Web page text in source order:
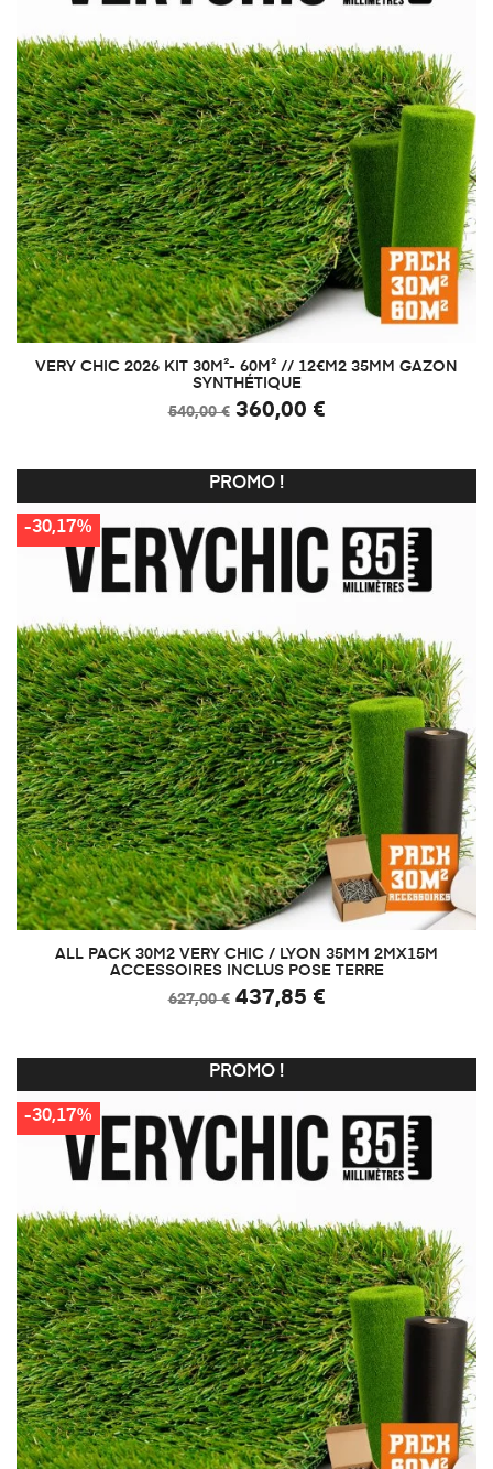
VERY CHIC 2026 KIT 30M²- 60M² // 12€M2 35MM GAZON
SYNTHÉTIQUE
540,00 € 360,00 €
ALL PACK 30M2 VERY CHIC / LYON 35MM 2MX15M
ACCESSOIRES INCLUS POSE TERRE
627,00 € 437,85 €
PROMO !
-30,17%
PROMO !
-30,17%